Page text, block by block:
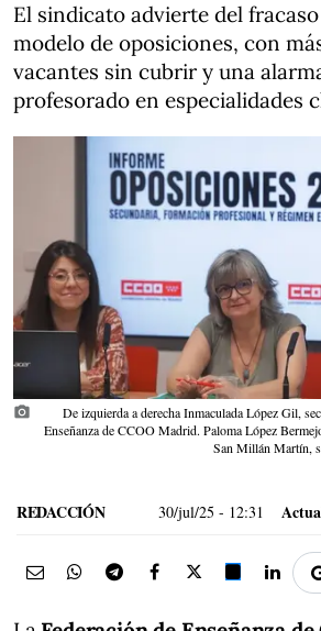
El sindicato advierte del
modelo de oposiciones, con
vacantes sin cubrir y una
profesorado en especialidades
photo_camera
De izquierda a derecha Inmaculada López Gil,
Enseñanza de CCOO Madrid. Paloma López
San Millán Martín,
REDACCIÓN 30/jul/25 - 12:31